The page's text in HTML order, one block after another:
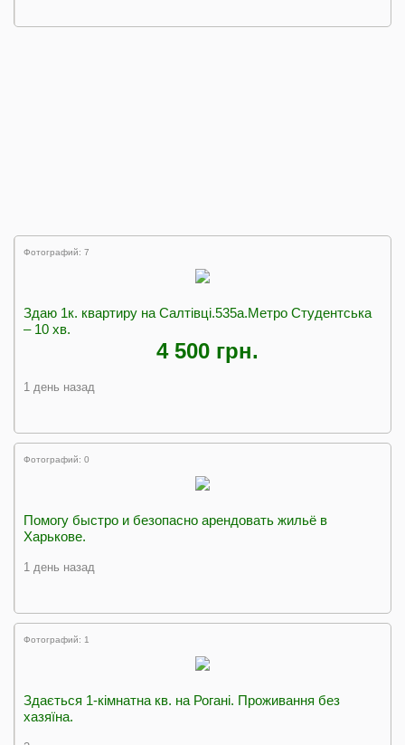
Фотографий: 7
Здаю 1к. квартиру на Салтівці.535а.Метро Студентська
– 10 хв.
4 500 грн.
1 день назад
Фотографий: 0
Помогу быстро и безопасно арендовать жильё в
Харькове.
1 день назад
Фотографий: 1
Здається 1-кімнатна кв. на Рогані. Проживання без
хазяїна.